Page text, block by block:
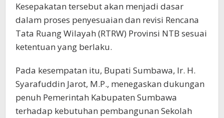
Kesepakatan tersebut akan menjadi dasar
dalam proses penyesuaian dan revisi Rencana
Tata Ruang Wilayah (RTRW) Provinsi NTB sesuai
ketentuan yang berlaku.
Pada kesempatan itu, Bupati Sumbawa, Ir. H.
Syarafuddin Jarot, M.P., menegaskan dukungan
penuh Pemerintah Kabupaten Sumbawa
terhadap kebutuhan pembangunan Sekolah